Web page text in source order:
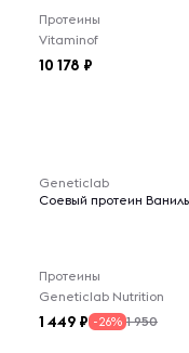
Протеины
Vitaminof
10 178
Geneticlab
Соевый протеин
Протеины
Geneticlab Nutrition
1 449 -26% 1 950